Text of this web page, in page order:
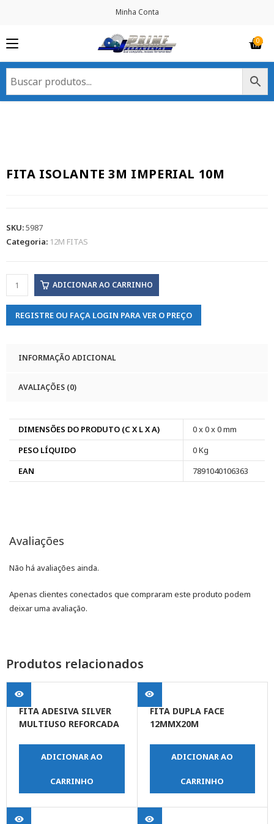
Minha Conta
FITA ISOLANTE 3M IMPERIAL 10M
SKU:5987
Categoria: 12M FITAS
ADICIONAR AO CARRINHO
REGISTRE OU FAÇA LOGIN PARA VER O PREÇO
INFORMAÇÃO ADICIONAL
AVALIAÇÕES (0)
DIMENSÕES DO PRODUTO (C X L X A)
0 x 0 x 0 mm
PESO LÍQUIDO
0 Kg
EAN
7891040106363
Avaliações
Não há avaliações ainda.
Apenas clientes conectados que compraram este produto podem
deixar uma avaliação.
Produtos relacionados
FITA ADESIVA SILVER
MULTIUSO REFORCADA
ADICIONAR AO
CARRINHO
FITA DUPLA FACE
12MMX20M
ADICIONAR AO
CARRINHO